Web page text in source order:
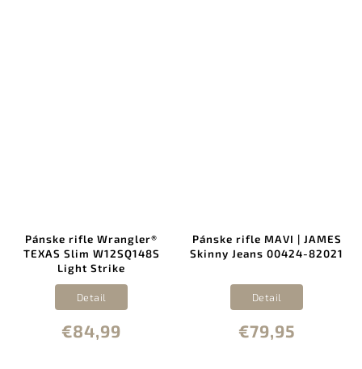
Pánske rifle Wrangler®
TEXAS Slim W12SQ148S
Light Strike
€84,99
Detail
Pánske rifle MAVI | JAMES
Skinny Jeans 00424-82021
€79,95
Detail